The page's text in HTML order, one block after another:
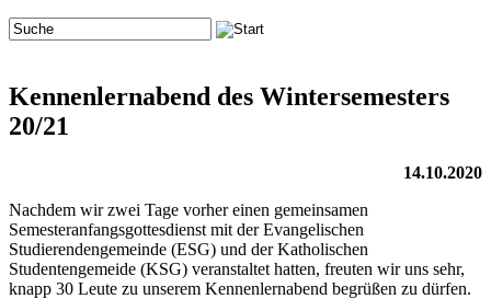
Kennenlernabend des Wintersemesters
20/21
14.10.2020
Nachdem wir zwei Tage vorher einen gemeinsamen
Semesteranfangsgottesdienst mit der Evangelischen
Studierendengemeinde (ESG) und der Katholischen
Studentengemeide (KSG) veranstaltet hatten, freuten wir uns sehr,
knapp 30 Leute zu unserem Kennenlernabend begrüßen zu dürfen.